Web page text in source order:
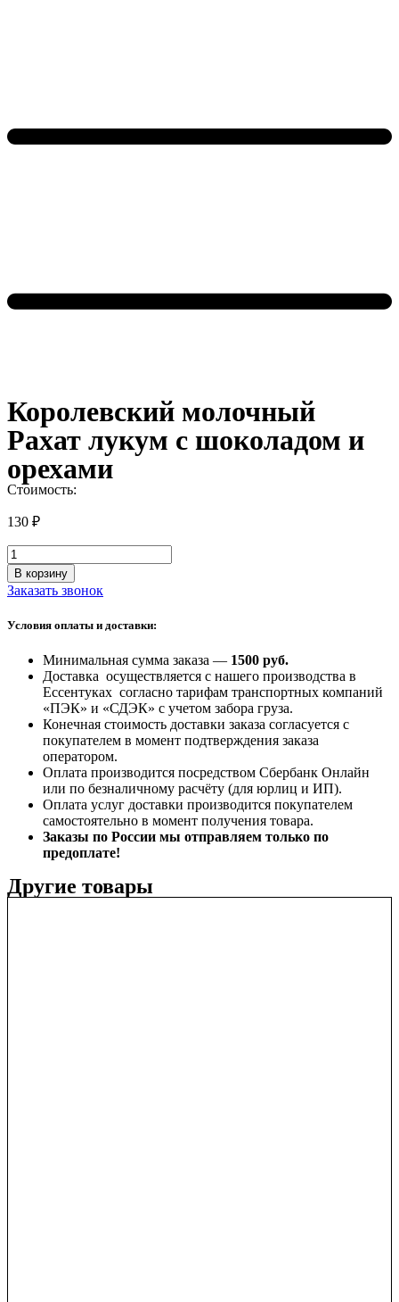
Королевский молочный
Рахат лукум с шоколадом и
орехами
Стоимость:
130 ₽
Количество
товара
Королевский
молочный
лукум
шоколадом
орехами
В корзину
Заказать звонок
Условия оплаты и доставки:
Минимальная сумма заказа — 1500 руб.
Доставка осуществляется с нашего производства в
Ессентуках согласно тарифам транспортных компаний
«ПЭК» и «СДЭК» с учетом забора груза.
Конечная стоимость доставки заказа согласуется с
покупателем в момент подтверждения заказа
оператором.
Оплата производится посредством Сбербанк Онлайн
или по безналичному расчёту (для юрлиц и ИП).
Оплата услуг доставки производится покупателем
самостоятельно в момент получения товара.
Заказы по России мы отправляем только по
предоплате!
Другие товары